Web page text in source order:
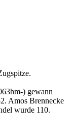
) gewann
Amos Brennecke
wurde 110.